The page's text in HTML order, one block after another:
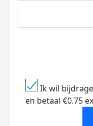
Ik wil
en betaal €0.75